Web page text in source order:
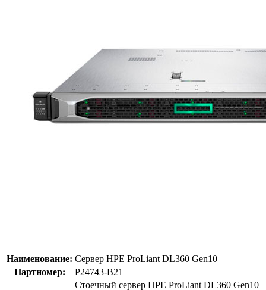
Наименование: Сервер HPE ProLiant DL360 Gen10
Партномер:
P24743-B21
Стоечный сервер HPE ProLiant DL360 Gen10